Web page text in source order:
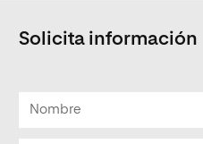
Solicita información